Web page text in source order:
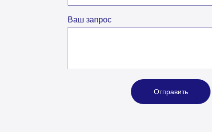
Ваш запрос
Отправить